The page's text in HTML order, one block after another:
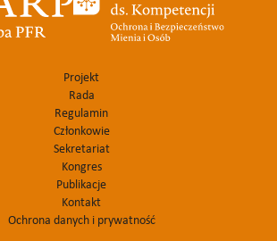
Projekt
Rada
Regulamin
Członkowie
Sekretariat
Kongres
Publikacje
Kontakt
Ochrona danych i prywatność